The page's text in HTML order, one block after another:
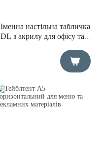
Іменна настільна табличка
DL з акрилу для офісу та